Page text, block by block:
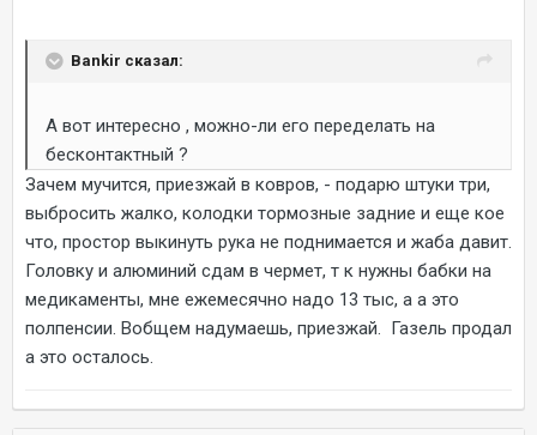
Bankir сказал:
А вот интересно , можно-ли его переделать на
бесконтактный ?
Зачем мучится, приезжай в ковров, - подарю штуки три,
выбросить жалко, колодки тормозные задние и еще кое
что, простор выкинуть рука не поднимается и жаба давит.
Головку и алюминий сдам в чермет, т к нужны бабки на
медикаменты, мне ежемесячно надо 13 тыс, а а это
полпенсии. Вобщем надумаешь, приезжай. Газель продал
а это осталось.